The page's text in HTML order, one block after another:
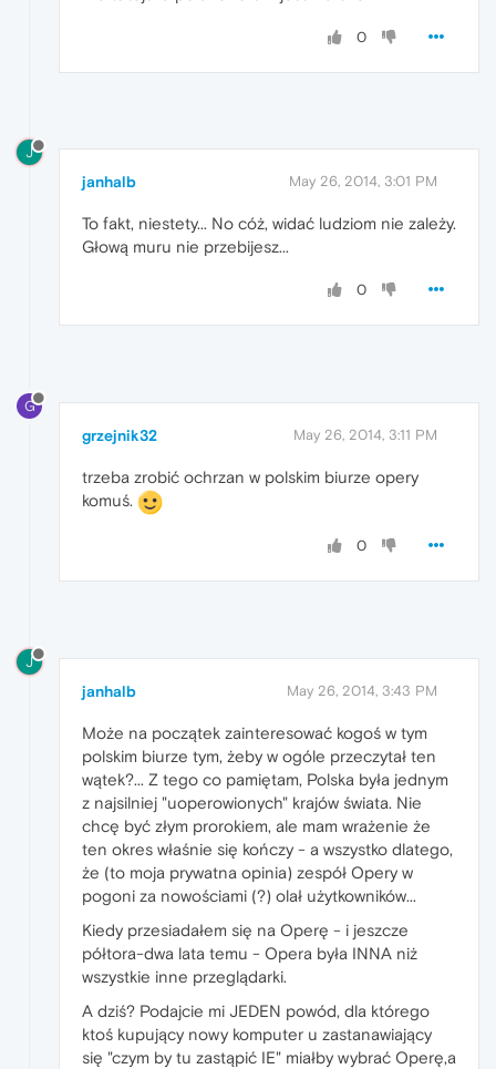
0
J
janhalb May 26, 2014, 3:01 PM
To fakt, niestety... No cóż, widać ludziom nie zależy.
Głową muru nie przebijesz...
0
G
grzejnik32 May 26, 2014, 3:11 PM
trzeba zrobić ochrzan w polskim biurze opery
komuś.
0
J
janhalb May 26, 2014, 3:43 PM
Może na początek zainteresować kogoś w tym
polskim biurze tym, żeby w ogóle przeczytał ten
wątek?... Z tego co pamiętam, Polska była jednym
z najsilniej "uoperowionych" krajów świata. Nie
chcę być złym prorokiem, ale mam wrażenie że
ten okres właśnie się kończy - a wszystko dlatego,
że (to moja prywatna opinia) zespół Opery w
pogoni za nowościami (?) olał użytkowników...
Kiedy przesiadałem się na Operę - i jeszcze
półtora-dwa lata temu - Opera była INNA niż
wszystkie inne przeglądarki.
A dziś? Podajcie mi JEDEN powód, dla którego
ktoś kupujący nowy komputer u zastanawiający
się "czym by tu zastąpić IE" miałby wybrać Operę,a